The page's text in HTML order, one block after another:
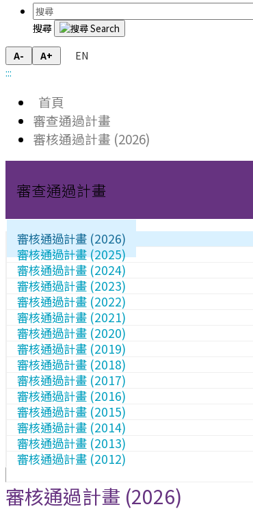
搜尋
A- A+
EN
:::
首頁
審查通過計畫
審核通過計畫 (2026)
審查通過計畫
審核通過計畫 (2026)
審核通過計畫 (2025)
審核通過計畫 (2024)
審核通過計畫 (2023)
審核通過計畫 (2022)
審核通過計畫 (2021)
審核通過計畫 (2020)
審核通過計畫 (2019)
審核通過計畫 (2018)
審核通過計畫 (2017)
審核通過計畫 (2016)
審核通過計畫 (2015)
審核通過計畫 (2014)
審核通過計畫 (2013)
審核通過計畫 (2012)
審核通過計畫 (2026)